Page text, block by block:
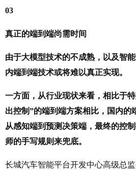
03
真正的端到端尚需时间
由于大模型技术的不成熟，以及智
内端到端技术或将难以真正实现。
一方面，从行业现状来看，相比于
出控制”的端到端方案相比，国内的
从感知端到预测决策端，最终的控
师的手写规则来兜底。
长城汽车智能平台开发中心高级总